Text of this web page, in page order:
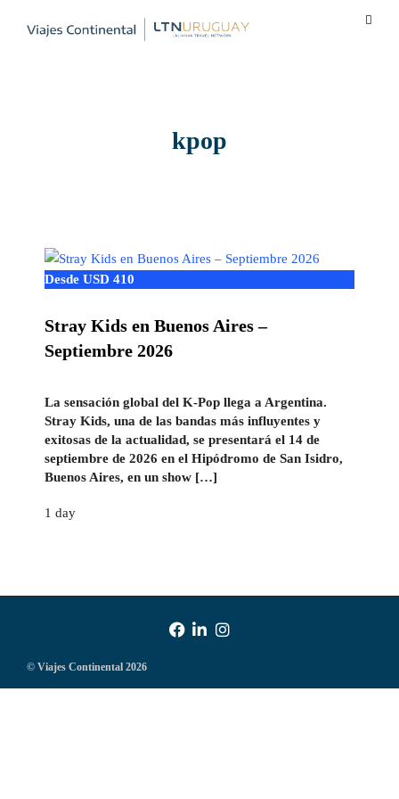
kpop
Desde USD 410
Stray Kids en Buenos Aires –
Septiembre 2026
La sensación global del K-Pop llega a Argentina.
Stray Kids, una de las bandas más influyentes y
exitosas de la actualidad, se presentará el 14 de
septiembre de 2026 en el Hipódromo de San Isidro,
Buenos Aires, en un show […]
1 day
© Viajes Continental 2026